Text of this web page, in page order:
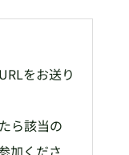
をお送り
ら該当の
加くださ